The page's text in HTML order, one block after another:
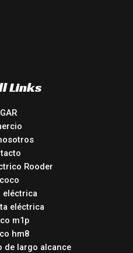
Links
Rooder
eléctrica
eléctrica
m1p
hm8
de largo alcance